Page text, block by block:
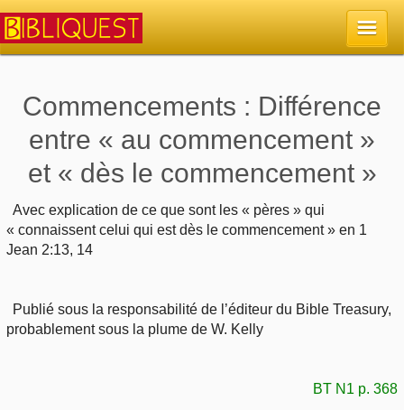
Retour à l'accueil
Quoi de neuf sur Bibliquest
Librairies, éditeurs
La Bible
Lisez la Bible
Rechercher (concordance)
Dieu
Commencements : Différence
entre « au commencement »
et « dès le commencement »
Avec explication de ce que sont les « pères » qui
« connaissent celui qui est dès le commencement » en 1
Jean 2:13, 14
Publié sous la responsabilité de l’éditeur du Bible Treasury,
probablement sous la plume de W. Kelly
BT N1 p. 368